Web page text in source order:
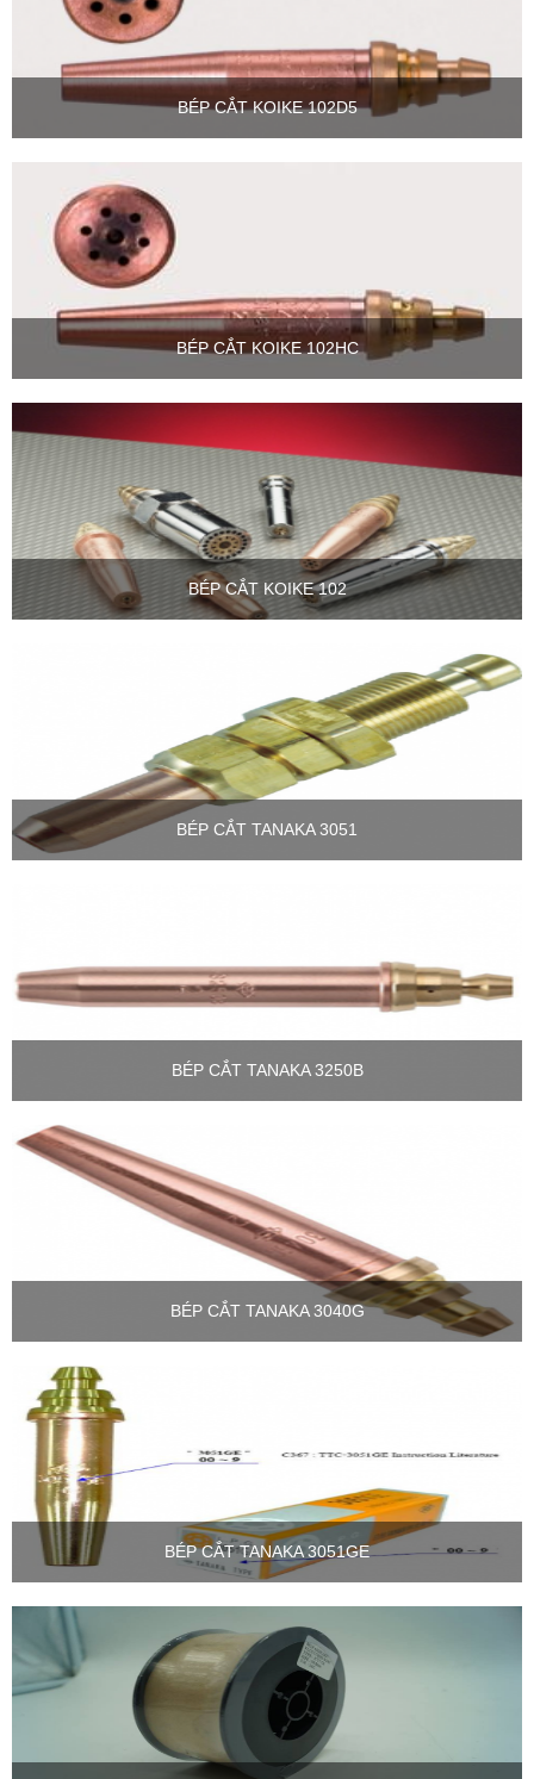
BÉP CẮT KOIKE 102D5
BÉP CẮT KOIKE 102HC
BÉP CẮT KOIKE 102
BÉP CẮT TANAKA 3051
BÉP CẮT TANAKA 3250B
BÉP CẮT TANAKA 3040G
BÉP CẮT TANAKA 3051GE